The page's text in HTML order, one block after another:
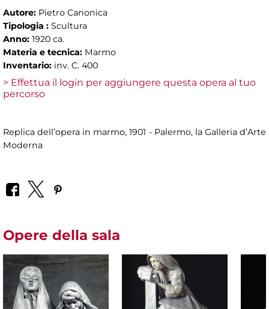
Autore: Pietro Canonica
Tipologia : Scultura
Anno: 1920 ca.
Materia e tecnica: Marmo
Inventario: inv. C. 400
> Effettua il login per aggiungere questa opera al tuo
percorso
Replica dell’opera in marmo, 1901 - Palermo, la Galleria d’Arte
Moderna
Opere della sala